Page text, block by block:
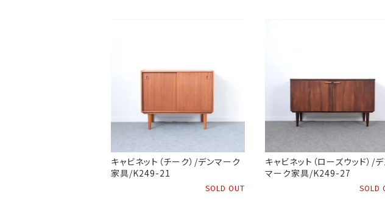
キャビネット（チーク）/デンマーク
家具/K249-21
SOLD OUT
キャビネット（ローズウッド）/
マーク家具/K249-27
SOLD